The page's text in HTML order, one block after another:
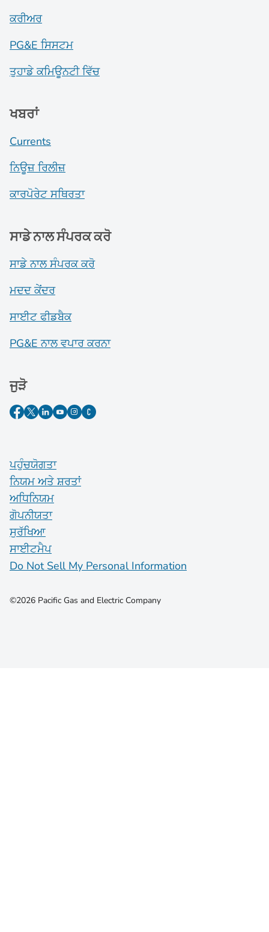
ਕਰੀਅਰ
PG&E ਸਿਸਟਮ
ਤੁਹਾਡੇ ਕਮਿਊਨਟੀ ਵਿੱਚ
ਖਬਰਾਂ
Currents
ਨਿਊਜ਼ ਰਿਲੀਜ਼
ਕਾਰਪੋਰੇਟ ਸਥਿਰਤਾ
ਸਾਡੇ ਨਾਲ ਸੰਪਰਕ ਕਰੋ
ਸਾਡੇ ਨਾਲ ਸੰਪਰਕ ਕਰੋ
ਮਦਦ ਕੇਂਦਰ
ਸਾਈਟ ਫੀਡਬੈਕ
PG&E ਨਾਲ ਵਪਾਰ ਕਰਨਾ
ਜੁੜੋ
ਪਹੁੰਚਯੋਗਤਾ
ਨਿਯਮ ਅਤੇ ਸ਼ਰਤਾਂ
ਅਧਿਨਿਯਮ
ਗੋਪਨੀਯਤਾ
ਸੁਰੱਖਿਆ
ਸਾਈਟਮੈਪ
Do Not Sell My Personal Information
©2026 Pacific Gas and Electric Company